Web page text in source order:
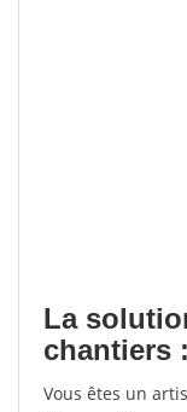
La
chantiers
Vous êtes un